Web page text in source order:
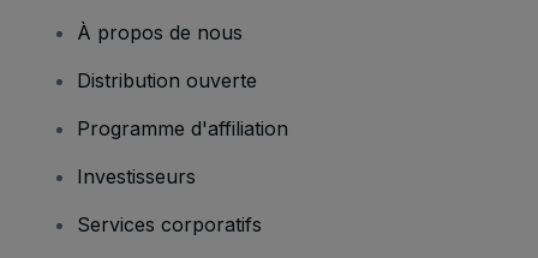
À propos de nous
Distribution ouverte
Programme d'affiliation
Investisseurs
Services corporatifs